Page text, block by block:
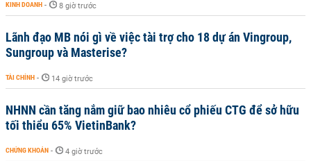
KINH DOANH - 8 giờ trước
Lãnh đạo MB nói gì về việc tài trợ cho 18 dự án Vingroup,
Sungroup và Masterise?
TÀI CHÍNH - 14 giờ trước
NHNN cần tăng nắm giữ bao nhiêu cổ phiếu CTG để sở hữu
tối thiểu 65% VietinBank?
CHỨNG KHOÁN - 4 giờ trước